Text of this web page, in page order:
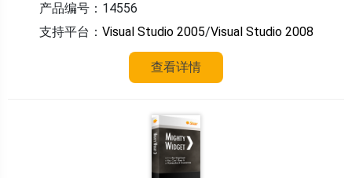
产品编号：14556
支持平台： Visual Studio 2005/Visual Studio 2008
查看详情